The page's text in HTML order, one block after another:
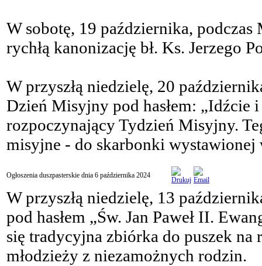
W sobotę, 19 października,
rychłą kanonizację bł. Ks. Jerzego
W przyszłą niedzielę, 20
Dzień Misyjny pod hasłem: „Idźcie
rozpoczynający Tydzień Misyjny.
misyjne - do skarbonki wystawionej
Ogłoszenia duszpasterskie dnia 6 października 2024
W przyszłą niedzielę, 13
pod hasłem „Św. Jan Paweł II.
się tradycyjna zbiórka do puszek
młodzieży z niezamożnych rodzin.